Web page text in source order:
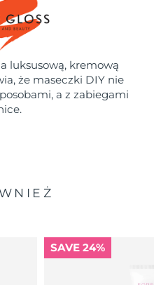
luksusową, kremową
że maseczki DIY nie
a z zabiegami
SAVE 24%